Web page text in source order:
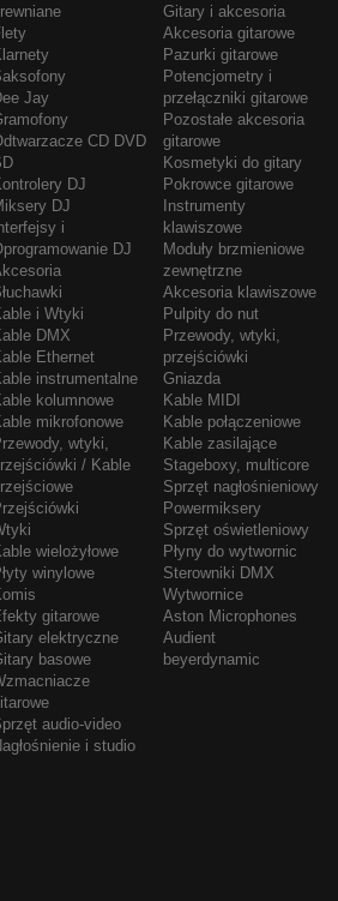
Jay
CD DVD
DJ
DJ
i
DJ
i Wtyki
DMX
Ethernet
instrumentalne
kolumnowe
mikrofonowe
wtyki,
/ Kable
wielożyłowe
winylowe
gitarowe
elektryczne
basowe
audio-video
i studio
Gitary i akcesoria
Akcesoria gitarowe
Pazurki gitarowe
Potencjometry i
przełączniki gitarowe
Pozostałe akcesoria
gitarowe
Kosmetyki do gitary
Pokrowce gitarowe
Instrumenty
klawiszowe
Moduły brzmieniowe
zewnętrzne
Akcesoria klawiszowe
Pulpity do nut
Przewody, wtyki,
przejściówki
Gniazda
Kable MIDI
Kable połączeniowe
Kable zasilające
Stageboxy, multicore
Sprzęt nagłośnieniowy
Powermiksery
Sprzęt oświetleniowy
Płyny do wytwornic
Sterowniki DMX
Wytwornice
Aston Microphones
Audient
beyerdynamic